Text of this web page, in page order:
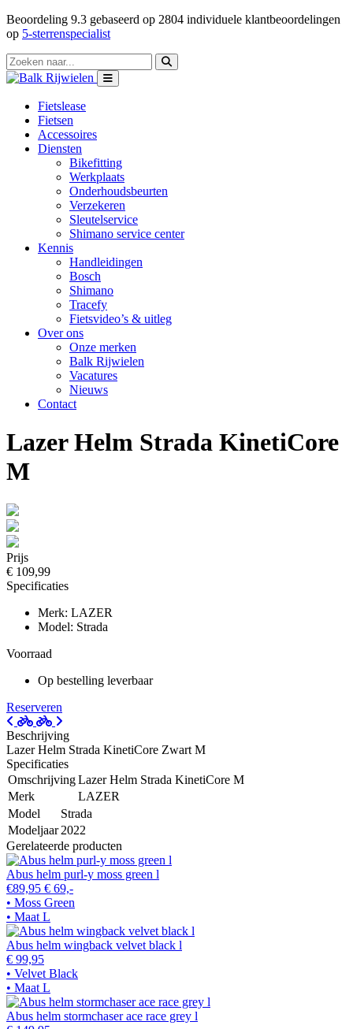
Beoordeling 9.3 gebaseerd op 2804 individuele klantbeoordelingen
op 5-sterrenspecialist
Fietslease
Fietsen
Accessoires
Diensten
Bikefitting
Werkplaats
Onderhoudsbeurten
Verzekeren
Sleutelservice
Shimano service center
Kennis
Handleidingen
Bosch
Shimano
Tracefy
Fietsvideo’s & uitleg
Over ons
Onze merken
Balk Rijwielen
Vacatures
Nieuws
Contact
Lazer Helm Strada KinetiCore
M
Prijs
€ 109,99
Specificaties
Merk: LAZER
Model: Strada
Voorraad
Op bestelling leverbaar
Reserveren
Beschrijving
Lazer Helm Strada KinetiCore Zwart M
Specificaties
OmschrijvingLazer Helm Strada KinetiCore M
Merk
LAZER
Model
Strada
Modeljaar 2022
Gerelateerde producten
Abus helm purl-y moss green l
€89,95 € 69,-
• Moss Green
• Maat L
Abus helm wingback velvet black l
€ 99,95
• Velvet Black
• Maat L
Abus helm stormchaser ace race grey l